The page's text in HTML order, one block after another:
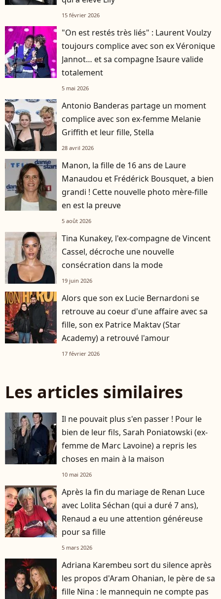
15 février 2026
"On est restés très liés" : Laurent Voulzy
toujours complice avec son ex Véronique
Jannot… et sa compagne Isaure valide
totalement
5 mai 2026
Antonio Banderas partage un moment
complice avec son ex-femme Melanie
Griffith et leur fille, Stella
28 avril 2026
Manon, la fille de 16 ans de Laure
Manaudou et Frédérick Bousquet, a bien
grandi ! Cette nouvelle photo mère-fille
en est la preuve
5 août 2026
Tina Kunakey, l'ex-compagne de Vincent
Cassel, décroche une nouvelle
consécration dans la mode
19 juin 2026
Alors que son ex Lucie Bernardoni se
retrouve au coeur d'une affaire avec sa
fille, son ex Patrice Maktav (Star
Academy) a retrouvé l'amour
17 février 2026
Les articles similaires
Il ne pouvait plus s'en passer ! Pour le
bien de leur fils, Sarah Poniatowski (ex-
femme de Marc Lavoine) a repris les
choses en main à la maison
10 mai 2026
Après la fin du mariage de Renan Luce
avec Lolita Séchan (qui a duré 7 ans),
Renaud a eu une attention généreuse
pour sa fille
5 mars 2026
Adriana Karembeu sort du silence après
les propos d'Aram Ohanian, le père de sa
fille Nina : le mannequin ne compte pas